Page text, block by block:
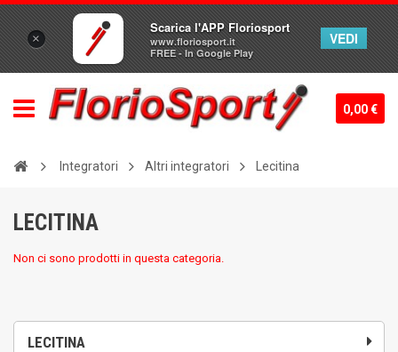
×
Scarica l'APP Floriosport
www.floriosport.it
FREE - In Google Play
VEDI
0,00 €
Integratori Altri integratori Lecitina
LECITINA
LECITINA
Non ci sono prodotti in questa categoria.